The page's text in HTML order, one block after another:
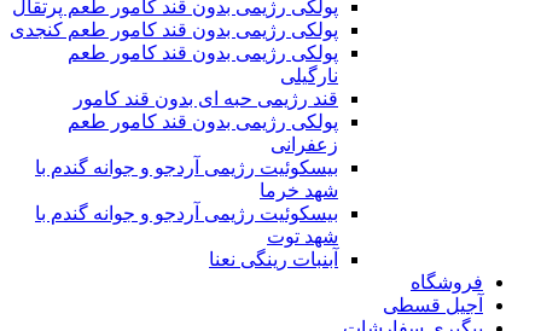
پولکی رژیمی بدون قند کامور طعم پرتقال
پولکی رژیمی بدون قند کامور طعم کنجدی
پولکی رژیمی بدون قند کامور طعم
نارگیلی
قند رژیمی حبه ای بدون قند کامور
پولکی رژیمی بدون قند کامور طعم
زعفرانی
بيسکوئيت رژیمی آردجو و جوانه گندم با
شهد خرما
بيسکوئيت رژیمی آردجو و جوانه گندم با
شهد توت
آبنبات رینگی نعنا
فروشگاه
آجیل قسطی